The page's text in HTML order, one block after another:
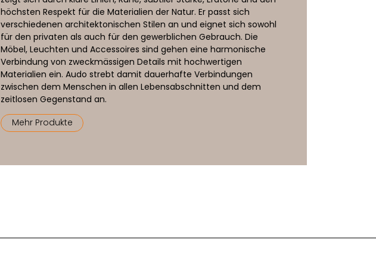
höchsten Respekt für die Materialien der Natur. Er passt sich
verschiedenen architektonischen Stilen an und eignet sich sowohl
für den privaten als auch für den gewerblichen Gebrauch. Die
Möbel, Leuchten und Accessoires sind gehen eine harmonische
Verbindung von zweckmässigen Details mit hochwertigen
Materialien ein. Audo strebt damit dauerhafte Verbindungen
zwischen dem Menschen in allen Lebensabschnitten und dem
zeitlosen Gegenstand an.
Mehr Produkte